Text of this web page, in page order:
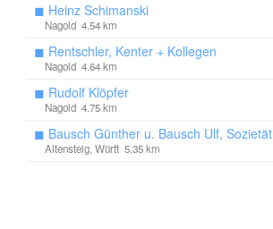
◼ Heinz Schimanski
Nagold 4.54 km
◼ Rentschler, Kenter + Kollegen
Nagold 4.64 km
◼ Rudolf Klöpfer
Nagold 4.75 km
◼ Bausch Günther u. Bausch Ulf, Sozietät
Altensteig, Württ 5.35 km